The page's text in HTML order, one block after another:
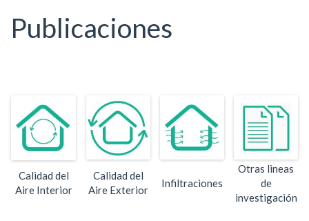
Publicaciones
Calidad del
Aire Interior
Calidad del
Aire Exterior
Infiltraciones
Otras lineas
de
investigación